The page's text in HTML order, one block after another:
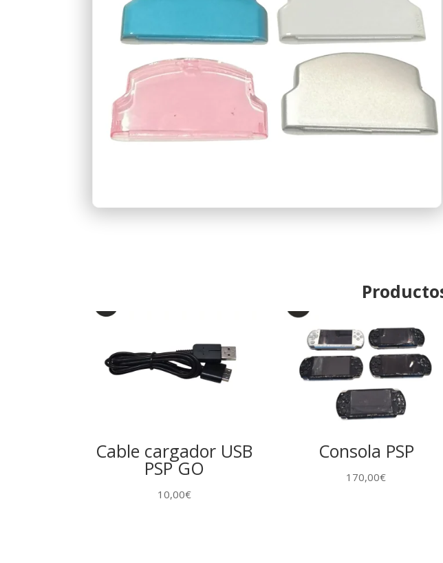
Cable cargador USB
PSP GO
10,00€
Consola PSP
170,00€